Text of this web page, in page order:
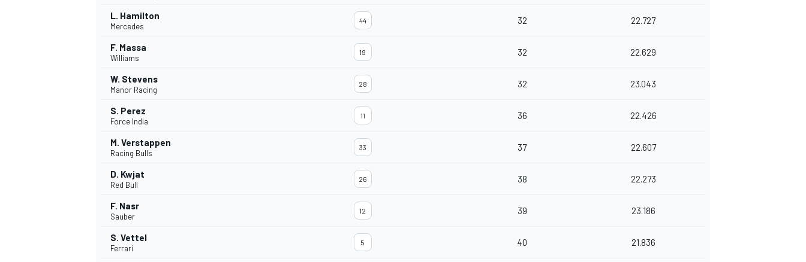
SPORTWAGEN
L. Hamilton
Mercedes
44 32 22.727
F. Massa
Williams
19 32 22.629
W. Stevens
Manor Racing
28 32 23.043
S. Perez
Force India
11 36 22.426
M. Verstappen
Racing Bulls
33 37 22.607
D. Kwjat
Red Bull
26 38 22.273
F. Nasr
Sauber
12 39 23.186
S. Vettel
Ferrari
5 40 21.836